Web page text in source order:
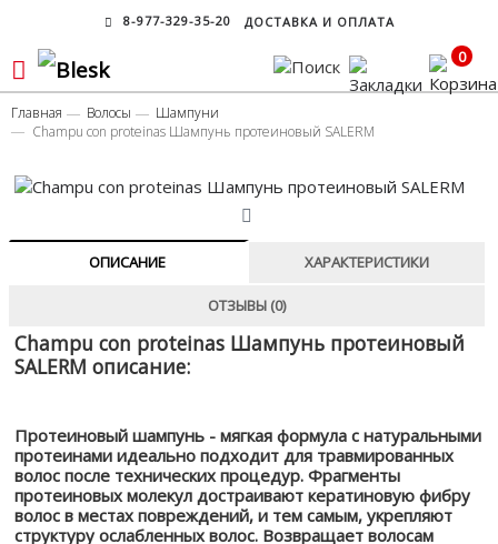
8-977-329-35-20 ДОСТАВКА И ОПЛАТА
0
Главная Волосы
Шампуни
Champu con proteinas Шампунь протеиновый SALERM
ОПИСАНИЕ ХАРАКТЕРИСТИКИ
ОТЗЫВЫ (0)
Champu con proteinas Шампунь протеиновый
SALERM описание:
Протеиновый шампунь - мягкая формула с натуральными
протеинами идеально подходит для травмированных
волос после технических процедур. Фрагменты
протеиновых молекул достраивают кератиновую фибру
волос в местах повреждений, и тем самым, укрепляют
структуру ослабленных волос. Возвращает волосам